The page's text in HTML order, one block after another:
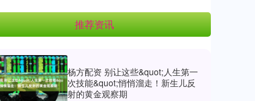
推荐资讯
杨方配资 别让这些&quot;人生第一
次技能&quot;悄悄溜走！新生儿反
射的黄金观察期